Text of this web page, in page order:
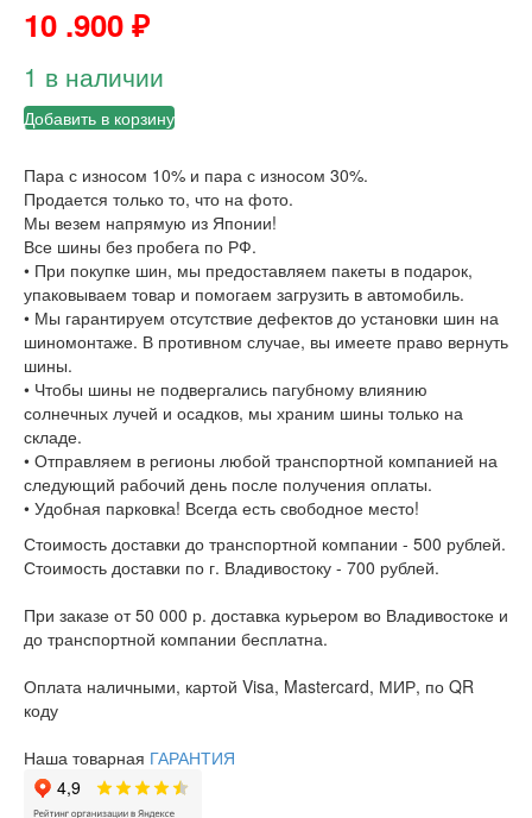
10 .900₽
1 в наличии
Добавить в корзину
Пара с износом 10% и пара с износом 30%.
Продается только то, что на фото.
Мы везем напрямую из Японии!
Все шины без пробега по РФ.
• При покупке шин, мы предоставляем пакеты в подарок,
упаковываем товар и помогаем загрузить в автомобиль.
• Мы гарантируем отсутствие дефектов до установки шин на
шиномонтаже. В противном случае, вы имеете право вернуть
шины.
• Чтобы шины не подвергались пагубному влиянию
солнечных лучей и осадков, мы храним шины только на
складе.
• Отправляем в регионы любой транспортной компанией на
следующий рабочий день после получения оплаты.
• Удобная парковка! Всегда есть свободное место!
Стоимость доставки до транспортной компании - 500 рублей.
Стоимость доставки по г. Владивостоку - 700 рублей.
При заказе от 50 000 р. доставка курьером во Владивостоке и
до транспортной компании бесплатна.
Оплата наличными, картой Visa, Mastercard, МИР, по QR
коду
Наша товарная ГАРАНТИЯ